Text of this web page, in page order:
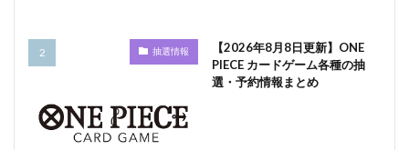
抽選情報
【2026年8月8日更新】ONE
PIECE カードゲーム各種の抽
選・予約情報まとめ